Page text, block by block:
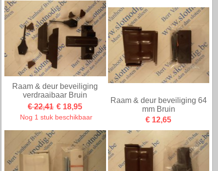
Raam & deur beveiliging
verdraaibaar Bruin
€ 22,41 € 18,95
Nog 1 stuk beschikbaar
Raam & deur beveiliging 64
mm Bruin
€ 12,65